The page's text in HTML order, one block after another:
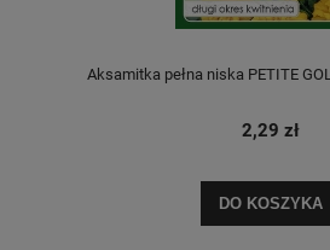
Aksamitka pełna niska PETITE
2,29 zł
DO KOSZYKA